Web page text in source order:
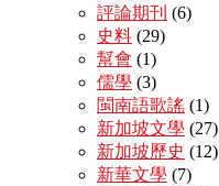
評論期刊 (6)
史料 (29)
幫會 (1)
儒學 (3)
閩南語歌謠 (1)
新加坡文學 (27)
新加坡歷史 (12)
新華文學 (7)